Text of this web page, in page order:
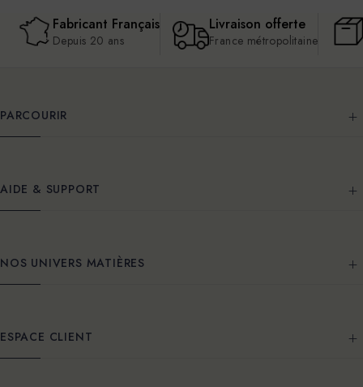
Fabricant Français
Depuis 20 ans
Livraison offerte
France métropolitaine
PARCOURIR
AIDE & SUPPORT
NOS UNIVERS MATIÈRES
ESPACE CLIENT